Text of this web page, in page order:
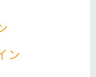
ン